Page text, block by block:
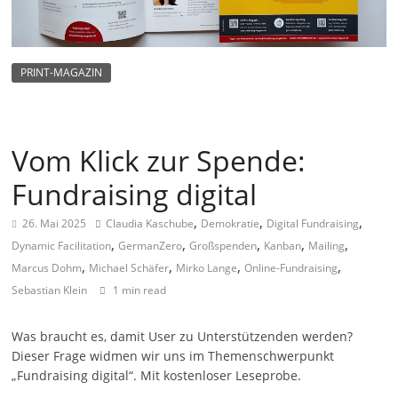
g
n
f
r
S
o
i
a
PRINT-MAGAZIN
Vom Klick zur Spende:
Fundraising digital
26. Mai 2025 Claudia Kaschube, Demokratie, Digital Fundraising,
Dynamic Facilitation,GermanZero,Großspenden, Kanban, Mailing,
Marcus Dohm, Michael Schäfer, Mirko Lange,Online-Fundraising,
Sebastian Klein 1 min read
Was braucht es, damit User zu Unterstützenden werden?
Dieser Frage widmen wir uns im Themenschwerpunkt
„Fundraising digital“. Mit kostenloser Leseprobe.